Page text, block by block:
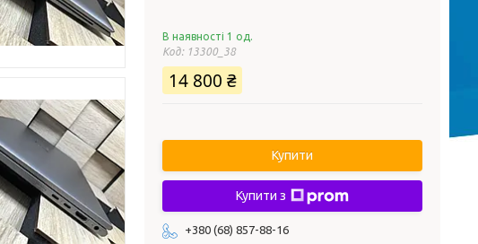
В наявності 1 од.
Код: 13300_38
14 800 ₴
Купити
Купити з
+380 (68) 857-88-16